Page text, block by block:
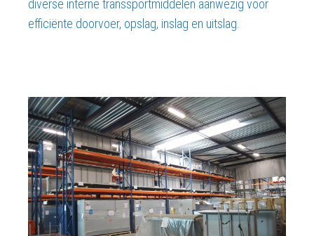
diverse interne transsportmiddelen aanwezig voor
efficiënte doorvoer, opslag, inslag en uitslag.